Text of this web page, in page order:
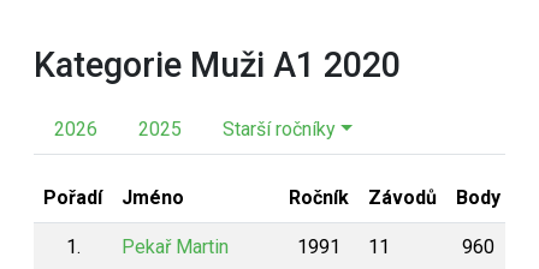
Kategorie Muži A1 2020
2026 2025 Starší ročníky
Pořadí Jméno Ročník Závodů Body
1. Pekař Martin 1991 11 960